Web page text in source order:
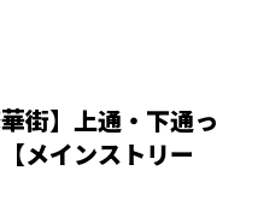
街】上通・下通っ
メインストリー